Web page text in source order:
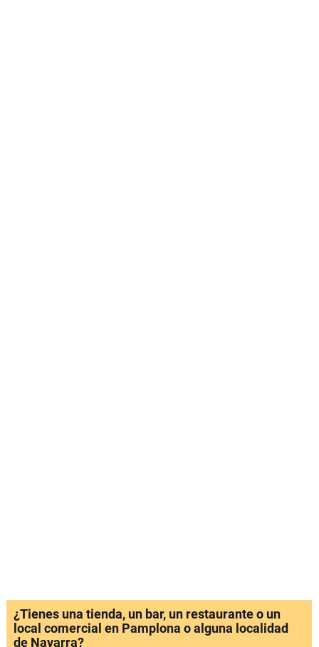
¿Tienes una tienda, un bar, un restaurante o un
local comercial en Pamplona o alguna localidad
de Navarra?